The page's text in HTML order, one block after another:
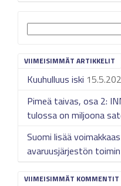
VIIMEISIMMÄT ARTIKKELIT
Kuuhulluus iski
Pimeä taivas, osa 2:
tulossa on miljoona
Suomi lisää
avaruusjärjestön
VIIMEISIMMÄT KOMMENTIT